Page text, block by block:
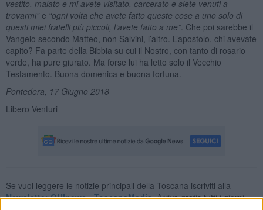
vestito, malato e mi avete visitato, carcerato e siete venuti a
trovarmi”e “ogni volta che avete fatto queste cose a uno solo di
questi miei fratelli più piccoli, l’avete fatto a me”. Che poi sarebbe il
Vangelo secondo Matteo, non Salvini, l’altro. L’apostolo, chi avevate
capito? Fa parte della Bibbia su cui il Nostro, con tanto di rosario
verde, ha pure giurato. Ma forse lui ha letto solo il Vecchio
Testamento. Buona domenica e buona fortuna.
Pontedera, 17 Giugno 2018
Libero Venturi
Se vuoi leggere le notizie principali della Toscana iscriviti alla
Newsletter QUInews - ToscanaMedia.Arriva gratis tutti i giorni